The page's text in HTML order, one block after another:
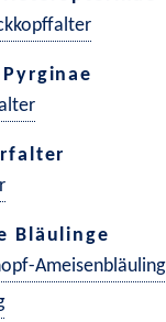
Bläulinge
Ameisenbläuling